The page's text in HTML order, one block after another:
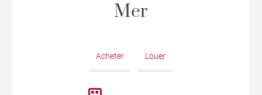
Mer
Acheter Louer